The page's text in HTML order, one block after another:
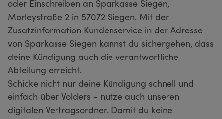
oder Einschreiben an Sparkasse Siegen,
Morleystraße 2 in 57072 Siegen. Mit der
Zusatzinformation Kundenservice in der Adresse
von Sparkasse Siegen kannst du sichergehen, dass
deine Kündigung auch die verantwortliche
Abteilung erreicht.
Schicke nicht nur deine Kündigung schnell und
einfach über Volders - nutze auch unseren
digitalen Vertragsordner. Damit du keine